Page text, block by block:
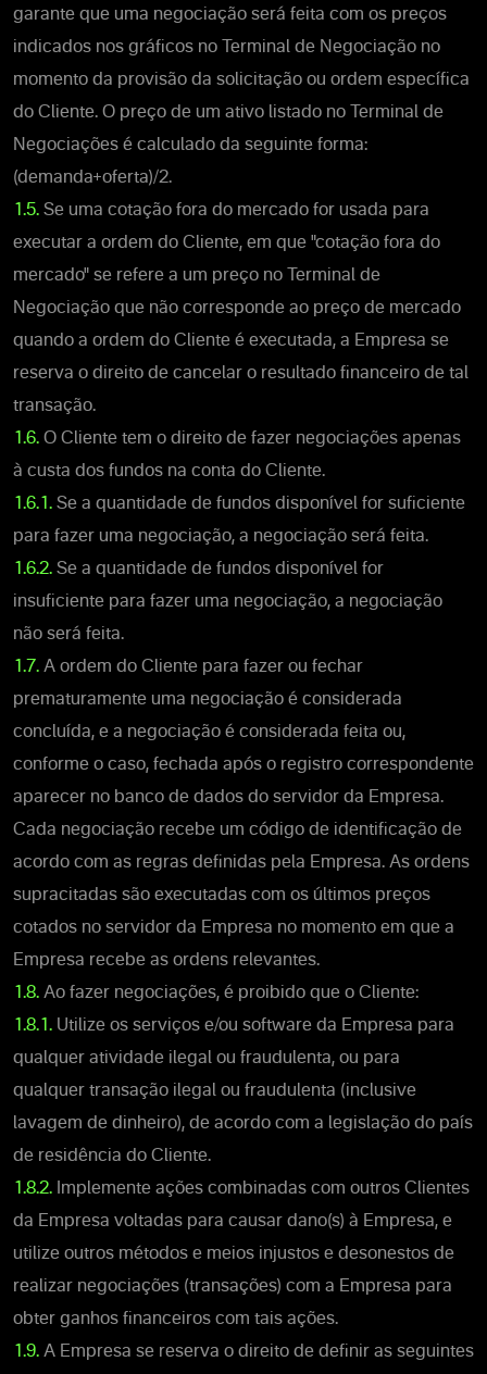
garante que uma negociação será feita com os preços
indicados nos gráficos no Terminal de Negociação no
momento da provisão da solicitação ou ordem específica
do Cliente. O preço de um ativo listado no Terminal de
Negociações é calculado da seguinte forma:
(demanda+oferta)/2.
1.5. Se uma cotação fora do mercado for usada para
executar a ordem do Cliente, em que "cotação fora do
mercado" se refere a um preço no Terminal de
Negociação que não corresponde ao preço de mercado
quando a ordem do Cliente é executada, a Empresa se
reserva o direito de cancelar o resultado financeiro de tal
transação.
1.6. O Cliente tem o direito de fazer negociações apenas
à custa dos fundos na conta do Cliente.
1.6.1. Se a quantidade de fundos disponível for suficiente
para fazer uma negociação, a negociação será feita.
1.6.2. Se a quantidade de fundos disponível for
insuficiente para fazer uma negociação, a negociação
não será feita.
1.7. A ordem do Cliente para fazer ou fechar
prematuramente uma negociação é considerada
concluída, e a negociação é considerada feita ou,
conforme o caso, fechada após o registro correspondente
aparecer no banco de dados do servidor da Empresa.
Cada negociação recebe um código de identificação de
acordo com as regras definidas pela Empresa. As ordens
supracitadas são executadas com os últimos preços
cotados no servidor da Empresa no momento em que a
Empresa recebe as ordens relevantes.
1.8. Ao fazer negociações, é proibido que o Cliente:
1.8.1. Utilize os serviços e/ou software da Empresa para
qualquer atividade ilegal ou fraudulenta, ou para
qualquer transação ilegal ou fraudulenta (inclusive
lavagem de dinheiro), de acordo com a legislação do país
de residência do Cliente.
1.8.2. Implemente ações combinadas com outros Clientes
da Empresa voltadas para causar dano(s) à Empresa, e
utilize outros métodos e meios injustos e desonestos de
realizar negociações (transações) com a Empresa para
obter ganhos financeiros com tais ações.
1.9. A Empresa se reserva o direito de definir as seguintes